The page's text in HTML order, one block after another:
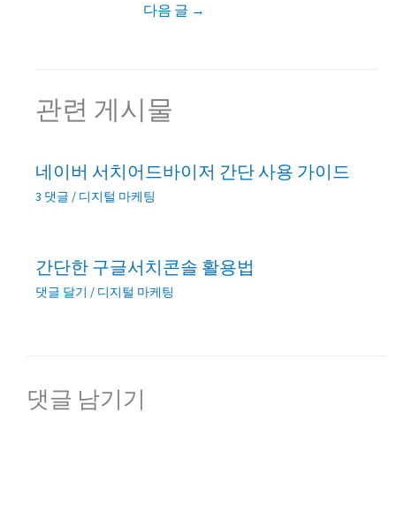
다음 글 →
관련 게시물
네이버 서치어드바이저 간단 사용 가이드
3 댓글 / 디지털 마케팅
간단한 구글서치콘솔 활용법
댓글 달기 / 디지털 마케팅
댓글 남기기